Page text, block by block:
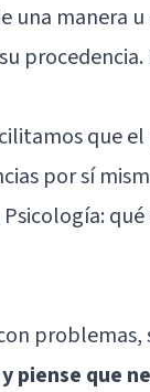
una manera
que
por sí
problemas,
piense que